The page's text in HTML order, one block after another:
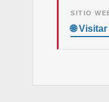
SITIO